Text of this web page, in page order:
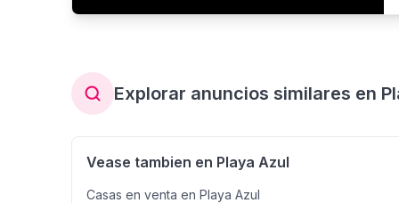
Explorar anuncios similares en
Vease tambien en Playa Azul
Casas en venta en Playa Azul